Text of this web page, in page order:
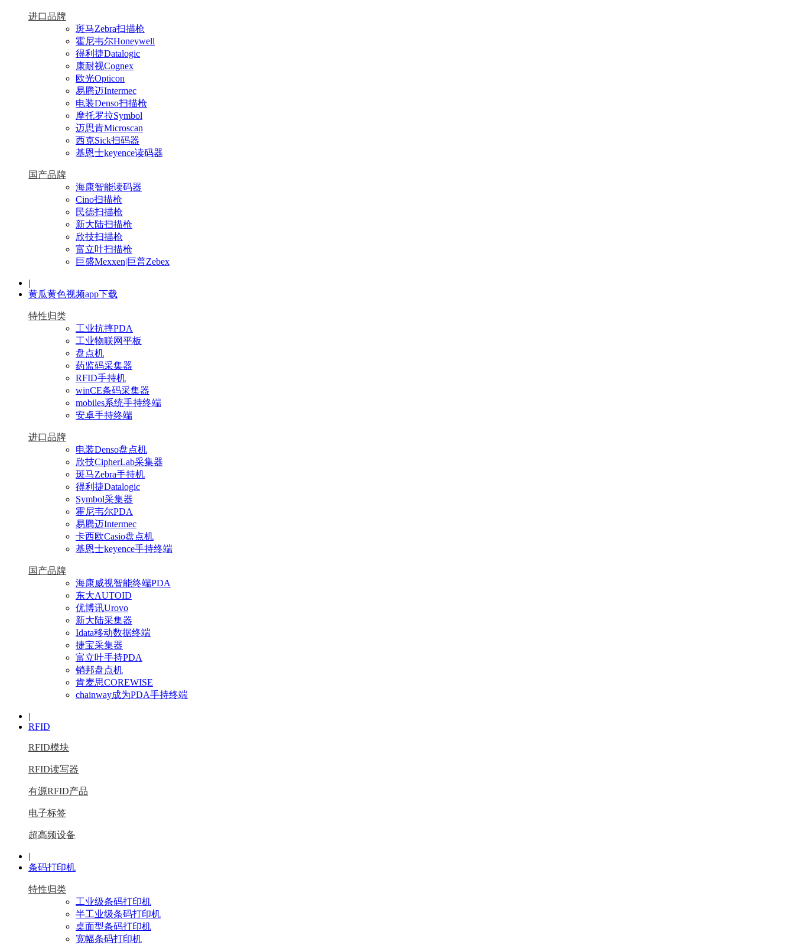
进口品牌
斑马Zebra扫描枪
霍尼韦尔Honeywell
得利捷Datalogic
康耐视Cognex
欧光Opticon
易腾迈Intermec
电装Denso扫描枪
摩托罗拉Symbol
迈思肯Microscan
西克Sick扫码器
基恩士keyence读码器
国产品牌
海康智能读码器
Cino扫描枪
民德扫描枪
新大陆扫描枪
欣技扫描枪
富立叶扫描枪
巨盛Mexxen|巨普Zebex
|
黄瓜黄色视频app下载
特性归类
工业抗摔PDA
工业物联网平板
盘点机
药监码采集器
RFID手持机
winCE条码采集器
mobiles系统手持终端
安卓手持终端
进口品牌
电装Denso盘点机
欣技CipherLab采集器
斑马Zebra手持机
得利捷Datalogic
Symbol采集器
霍尼韦尔PDA
易腾迈Intermec
卡西欧Casio盘点机
基恩士keyence手持终端
国产品牌
海康威视智能终端PDA
东大AUTOID
优博讯Urovo
新大陆采集器
Idata移动数据终端
捷宝采集器
富立叶手持PDA
销邦盘点机
肯麦思COREWISE
chainway成为PDA手持终端
|
RFID
RFID模块
RFID读写器
有源RFID产品
电子标签
超高频设备
|
条码打印机
特性归类
工业级条码打印机
半工业级条码打印机
桌面型条码打印机
宽幅条码打印机